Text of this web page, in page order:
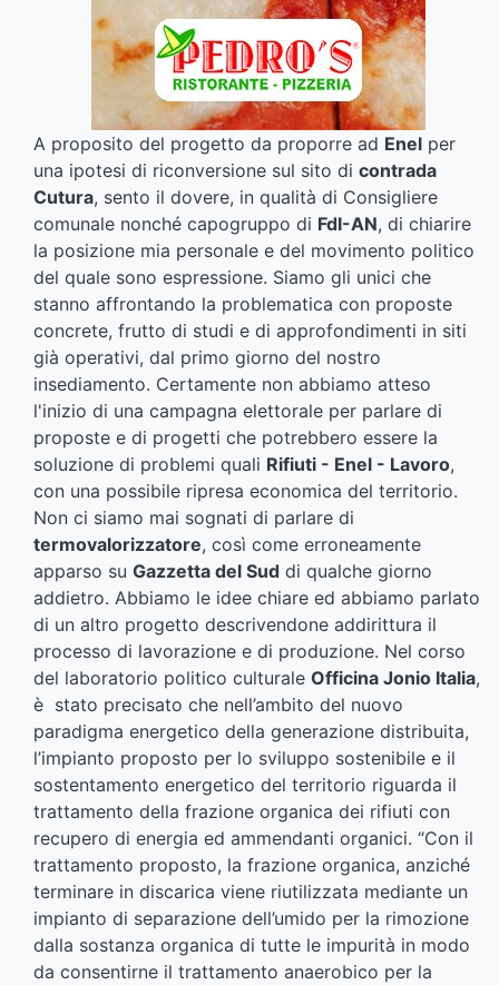
A proposito del progetto da proporre ad Enel per
una ipotesi di riconversione sul sito di contrada
Cutura, sento il dovere, in qualità di Consigliere
comunale nonché capogruppo di FdI-AN, di chiarire
la posizione mia personale e del movimento politico
del quale sono espressione. Siamo gli unici che
stanno affrontando la problematica con proposte
concrete, frutto di studi e di approfondimenti in siti
già operativi, dal primo giorno del nostro
insediamento. Certamente non abbiamo atteso
l'inizio di una campagna elettorale per parlare di
proposte e di progetti che potrebbero essere la
soluzione di problemi quali Rifiuti - Enel - Lavoro,
con una possibile ripresa economica del territorio.
Non ci siamo mai sognati di parlare di
termovalorizzatore, così come erroneamente
apparso su Gazzetta del Sud di qualche giorno
addietro. Abbiamo le idee chiare ed abbiamo parlato
di un altro progetto descrivendone addirittura il
processo di lavorazione e di produzione. Nel corso
del laboratorio politico culturale Officina Jonio Italia,
è stato precisato che nell’ambito del nuovo
paradigma energetico della generazione distribuita,
l’impianto proposto per lo sviluppo sostenibile e il
sostentamento energetico del territorio riguarda il
trattamento della frazione organica dei rifiuti con
recupero di energia ed ammendanti organici. “Con il
trattamento proposto, la frazione organica, anziché
terminare in discarica viene riutilizzata mediante un
impianto di separazione dell’umido per la rimozione
dalla sostanza organica di tutte le impurità in modo
da consentirne il trattamento anaerobico per la